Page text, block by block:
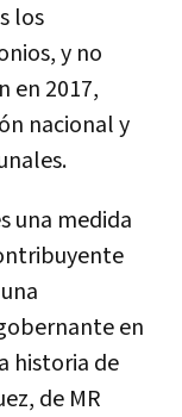
los
y no
en 2017,
nacional y
una medida
en
historia de
de MR